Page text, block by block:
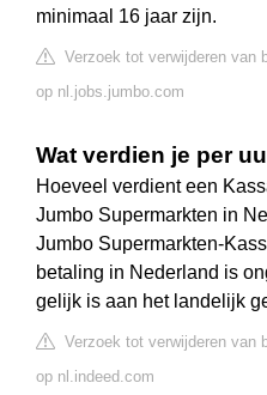
minimaal 16 jaar zijn.
Verzoek tot verwijderen van
op nl.jobs.jumbo.com
Wat verdien je per
Hoeveel verdient een
Jumbo Supermarkten in
Jumbo Supermarkten-
betaling in Nederland is
gelijk is aan het landelijk
Verzoek tot verwijderen van
op nl.indeed.com